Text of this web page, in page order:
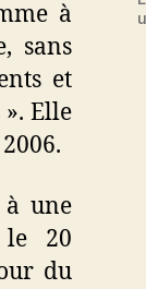
à
sans
et
Elle
à une
le 20
du